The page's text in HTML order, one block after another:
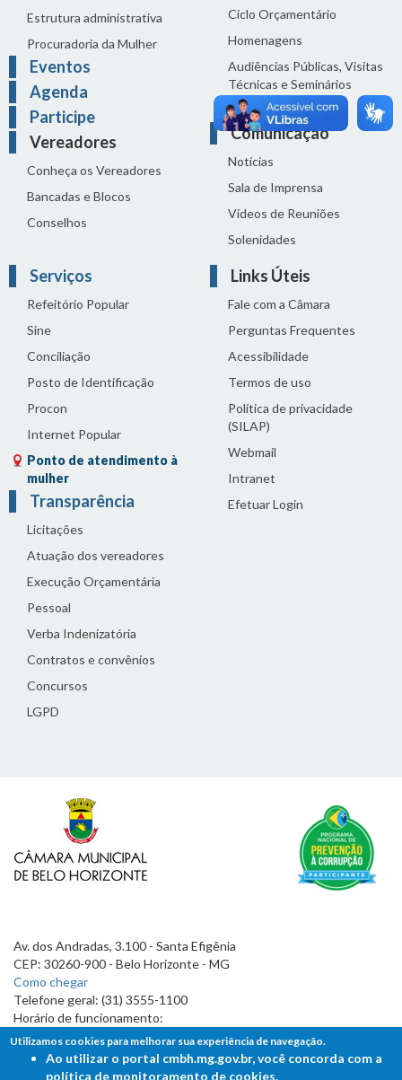
Estrutura administrativa
Procuradoria da Mulher
Eventos
Agenda
Participe
Vereadores
Conheça os Vereadores
Bancadas e Blocos
Conselhos
Ciclo Orçamentário
Homenagens
Audiências Públicas, Visitas
Técnicas e Seminários
Distribuição do dia
Comunicação
Notícias
Sala de Imprensa
Vídeos de Reuniões
Solenidades
Serviços
Refeitório Popular
Sine
Conciliação
Posto de Identificação
Procon
Internet Popular
Ponto de atendimento à
mulher
Transparência
Licitações
Atuação dos vereadores
Execução Orçamentária
Pessoal
Verba Indenizatória
Contratos e convênios
Concursos
LGPD
Links Úteis
Fale com a Câmara
Perguntas Frequentes
Acessibilidade
Termos de uso
Política de privacidade
(SILAP)
Webmail
Intranet
Efetuar Login
Av. dos Andradas, 3.100 - Santa Efigênia
CEP: 30260-900 - Belo Horizonte - MG
Como chegar
Telefone geral: (31) 3555-1100
Horário de funcionamento:
7h às 19h
Utilizamos cookies para melhorar sua experiência de navegação.
Ao utilizar o portal cmbh.mg.gov.br, você concorda com a
política de monitoramento de cookies.